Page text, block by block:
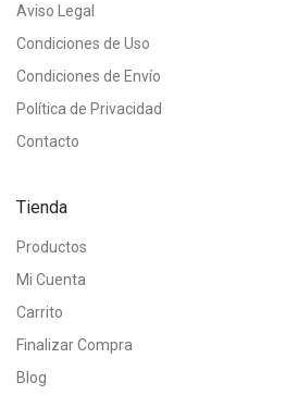
Aviso Legal
Condiciones de Uso
Condiciones de Envío
Política de Privacidad
Contacto
Tienda
Productos
Mi Cuenta
Carrito
Finalizar Compra
Blog